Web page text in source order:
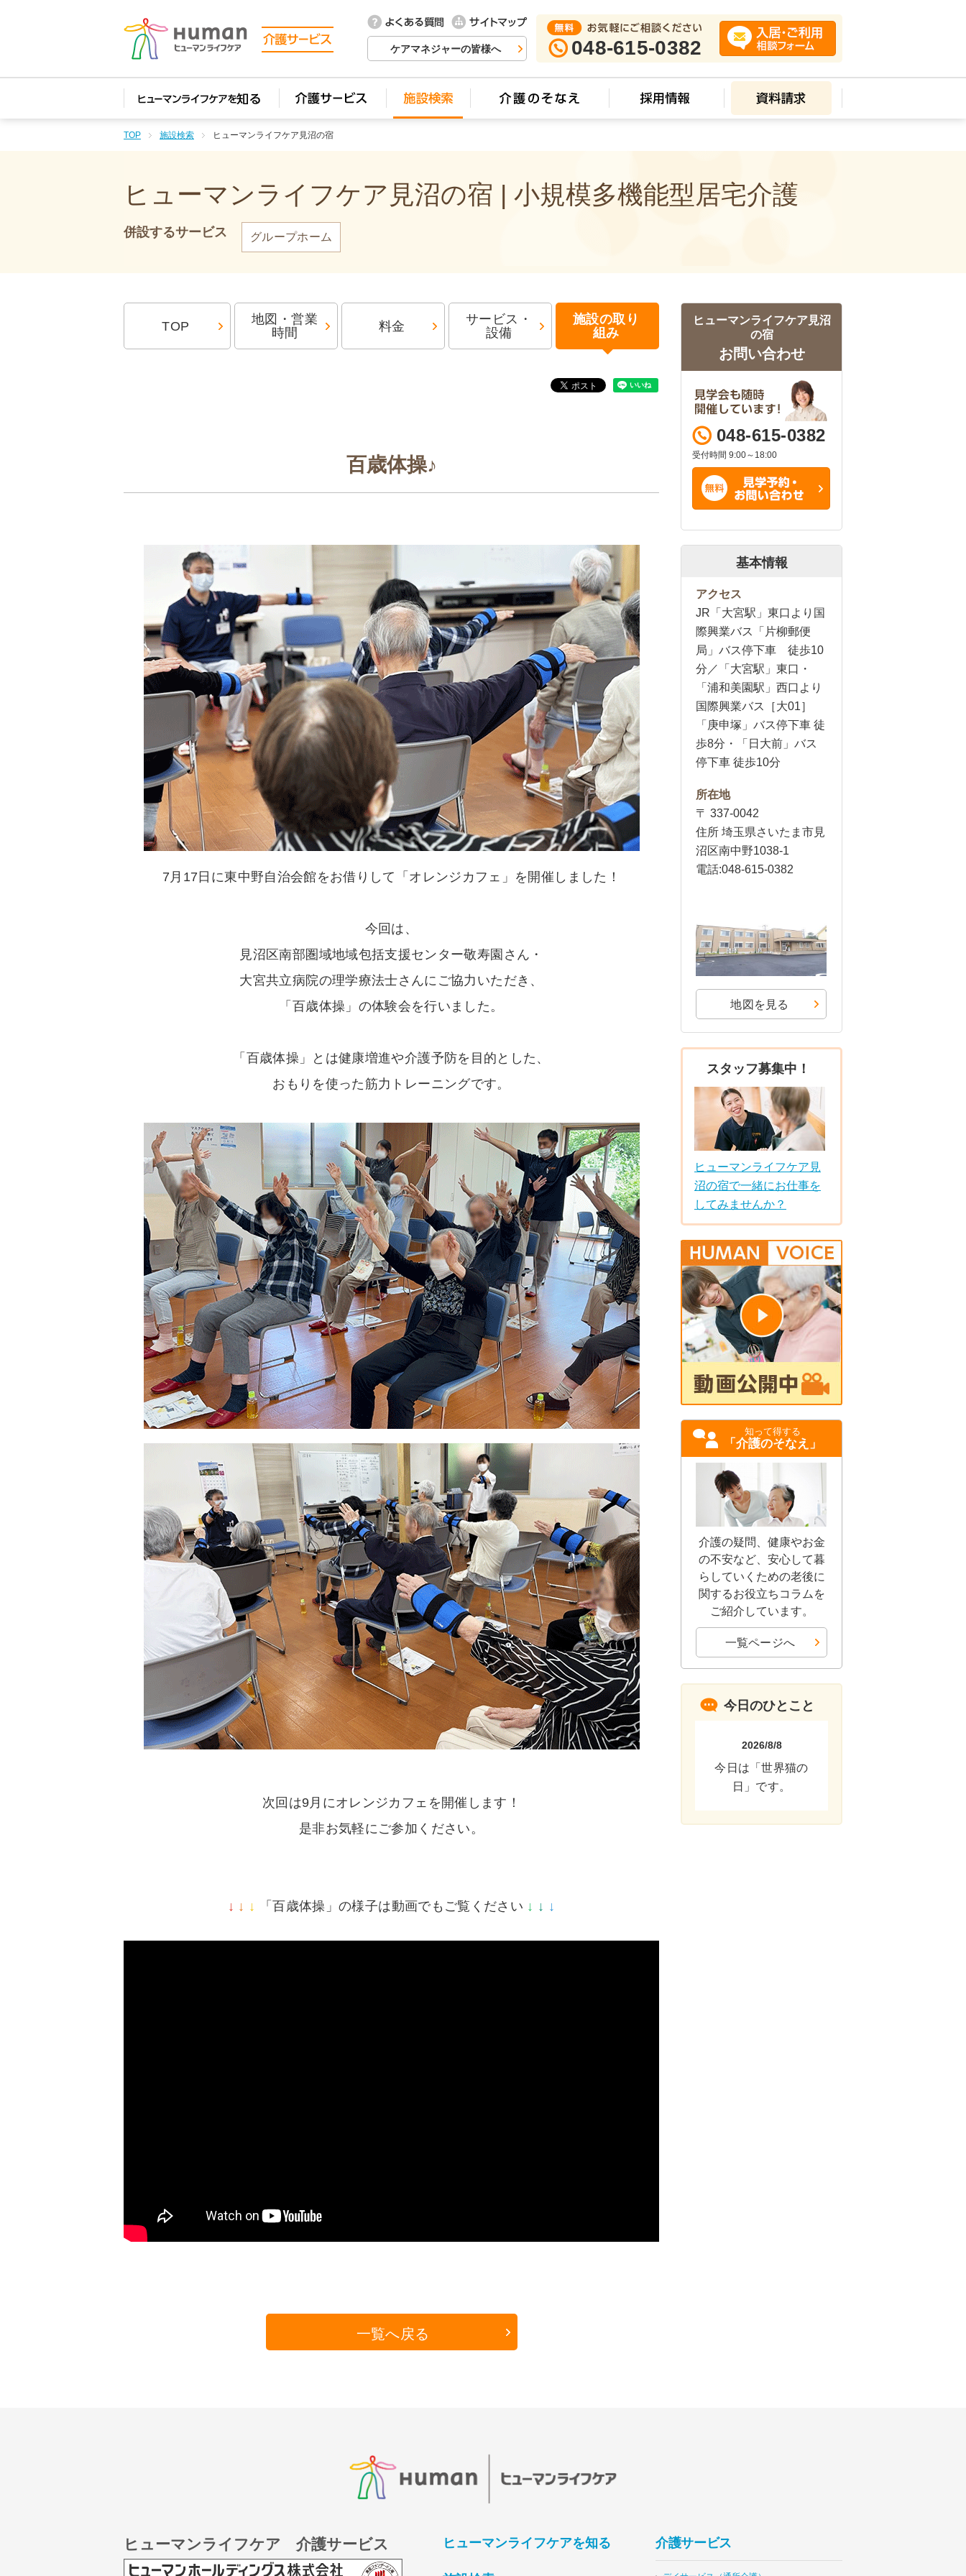
ケアマネジャーの皆様へ 048-615-0382
TOP 施設検索 ヒューマンライフケア見沼の宿
ヒューマンライフケア見沼の宿 | 小規模多機能型居宅介護
併設するサービス グループホーム
TOP
地図・営業
時間
料金
サービス・
設備
施設の取り
組み
百歳体操♪
7月17日に東中野自治会館をお借りして「オレンジカフェ」を開催しました！
今回は、
見沼区南部圏域地域包括支援センター敬寿園さん・
大宮共立病院の理学療法士さんにご協力いただき、
「百歳体操」の体験会を行いました。
「百歳体操」とは健康増進や介護予防を目的とした、
おもりを使った筋力トレーニングです。
次回は9月にオレンジカフェを開催します！
是非お気軽にご参加ください。
↓ ↓ ↓ 「百歳体操」の様子は動画でもご覧ください ↓ ↓ ↓
一覧へ戻る
ヒューマンライフケア見沼
の宿
お問い合わせ
048-615-0382
受付時間 9:00～18:00
基本情報
アクセス
JR「大宮駅」東口より国
際興業バス「片柳郵便
局」バス停下車 徒歩10
分／「大宮駅」東口・
「浦和美園駅」西口より
国際興業バス［大01］
「庚申塚」バス停下車 徒
歩8分・「日大前」バス
停下車 徒歩10分
所在地
〒 337-0042
住所 埼玉県さいたま市見
沼区南中野1038-1
電話:048-615-0382
地図を見る
スタッフ募集中！
ヒューマンライフケア見
沼の宿で一緒にお仕事を
してみませんか？
知って得する
「介護のそなえ」
介護の疑問、健康やお金
の不安など、安心して暮
らしていくための老後に
関するお役立ちコラムを
ご紹介しています。
一覧ページへ
今日のひとこと
2026/8/8
今日は「世界猫の
日」です。
ヒューマンライフケア 介護サービス ヒューマンライフケアを知る 介護サービス